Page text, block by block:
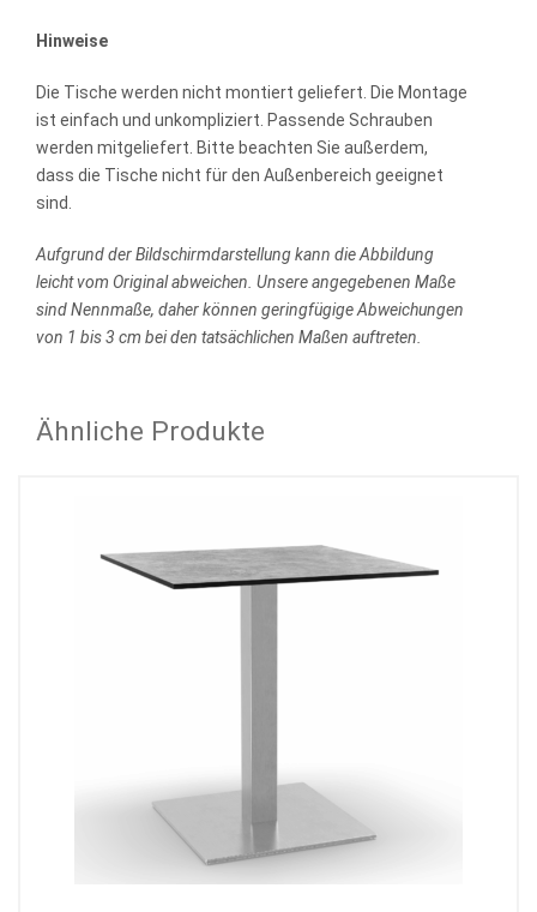
Hinweise
Die Tische werden nicht montiert geliefert. Die Montage
ist einfach und unkompliziert. Passende Schrauben
werden mitgeliefert. Bitte beachten Sie außerdem,
dass die Tische nicht für den Außenbereich geeignet
sind.
Aufgrund der Bildschirmdarstellung kann die Abbildung
leicht vom Original abweichen. Unsere angegebenen Maße
sind Nennmaße, daher können geringfügige Abweichungen
von 1 bis 3 cm bei den tatsächlichen Maßen auftreten.
Ähnliche Produkte